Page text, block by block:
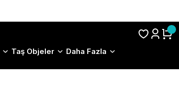
Taş Objeler Daha Fazla